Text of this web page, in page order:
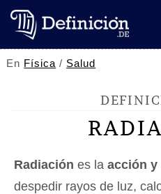
En Física / Salud
Radiación es la acción y
despedir rayos de luz,